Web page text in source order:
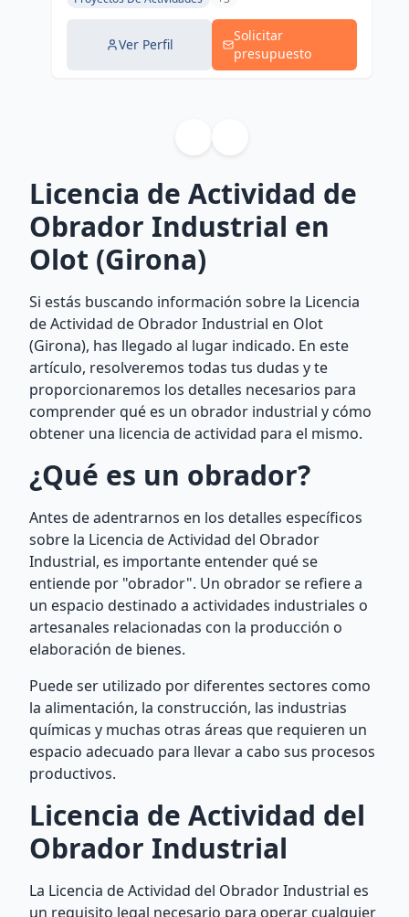
Ver Perfil
Solicitar
presupuesto
Licencia de Actividad de
Obrador Industrial en
Olot (Girona)
Si estás buscando información sobre la Licencia
de Actividad de Obrador Industrial en Olot
(Girona), has llegado al lugar indicado. En este
artículo, resolveremos todas tus dudas y te
proporcionaremos los detalles necesarios para
comprender qué es un obrador industrial y cómo
obtener una licencia de actividad para el mismo.
¿Qué es un obrador?
Antes de adentrarnos en los detalles específicos
sobre la Licencia de Actividad del Obrador
Industrial, es importante entender qué se
entiende por "obrador". Un obrador se refiere a
un espacio destinado a actividades industriales o
artesanales relacionadas con la producción o
elaboración de bienes.
Puede ser utilizado por diferentes sectores como
la alimentación, la construcción, las industrias
químicas y muchas otras áreas que requieren un
espacio adecuado para llevar a cabo sus procesos
productivos.
Licencia de Actividad del
Obrador Industrial
La Licencia de Actividad del Obrador Industrial es
un requisito legal necesario para operar cualquier